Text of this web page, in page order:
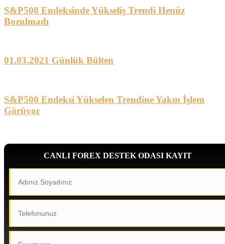
S&P500 Endeksinde Yükseliş Trendi Henüz
Bozulmadı
01.03.2021 Günlük Bülten
S&P500 Endeksi Yükselen Trendine Yakın İşlem
Görüyor
CANLI FOREX DESTEK ODASI KAYIT